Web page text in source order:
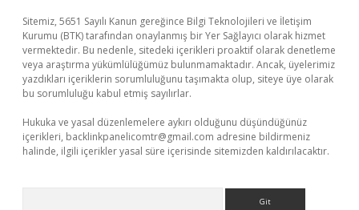
Sitemiz, 5651 Sayılı Kanun gereğince Bilgi Teknolojileri ve İletişim
Kurumu (BTK) tarafından onaylanmış bir Yer Sağlayıcı olarak hizmet
vermektedir. Bu nedenle, sitedeki içerikleri proaktif olarak denetleme
veya araştırma yükümlülüğümüz bulunmamaktadır. Ancak, üyelerimiz
yazdıkları içeriklerin sorumluluğunu taşımakta olup, siteye üye olarak
bu sorumluluğu kabul etmiş sayılırlar.
Hukuka ve yasal düzenlemelere aykırı olduğunu düşündüğünüz
içerikleri, backlinkpanelicomtr@gmail.com adresine bildirmeniz
halinde, ilgili içerikler yasal süre içerisinde sitemizden kaldırılacaktır.